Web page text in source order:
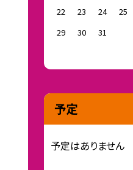
22
23 24 25
29
30 31
予定
予定はありません